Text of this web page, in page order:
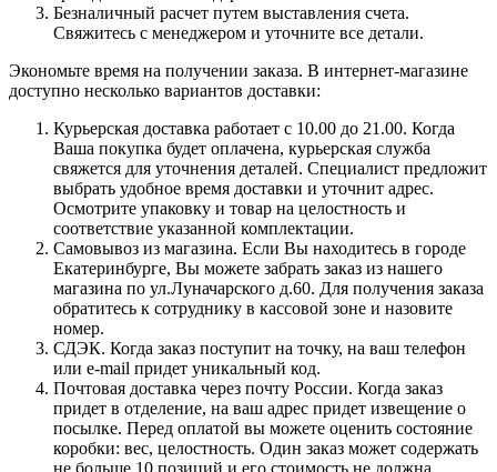
Безналичный расчет путем выставления счета.
Свяжитесь с менеджером и уточните все детали.
Экономьте время на получении заказа. В интернет-магазине
доступно несколько вариантов доставки:
Курьерская доставка работает с 10.00 до 21.00. Когда
Ваша покупка будет оплачена, курьерская служба
свяжется для уточнения деталей. Специалист предложит
выбрать удобное время доставки и уточнит адрес.
Осмотрите упаковку и товар на целостность и
соответствие указанной комплектации.
Самовывоз из магазина. Если Вы находитесь в городе
Екатеринбурге, Вы можете забрать заказ из нашего
магазина по ул.Луначарского д.60. Для получения заказа
обратитесь к сотруднику в кассовой зоне и назовите
номер.
СДЭК. Когда заказ поступит на точку, на ваш телефон
или e-mail придет уникальный код.
Почтовая доставка через почту России. Когда заказ
придет в отделение, на ваш адрес придет извещение о
посылке. Перед оплатой вы можете оценить состояние
коробки: вес, целостность. Один заказ может содержать
не больше 10 позиций и его стоимость не должна